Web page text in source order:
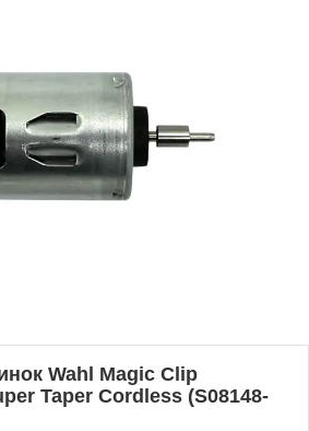
Wahl Magic Clip
Taper Cordless (S08148-